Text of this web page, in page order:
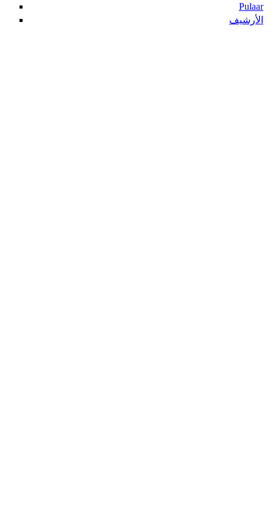
Pulaar
الأرشيف